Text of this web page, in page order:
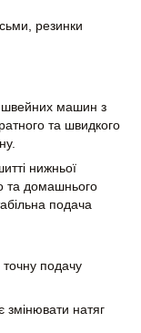
резинки
швейних машин з
та швидкого
нижньої
та домашнього
подача
подачу
змінювати натяг